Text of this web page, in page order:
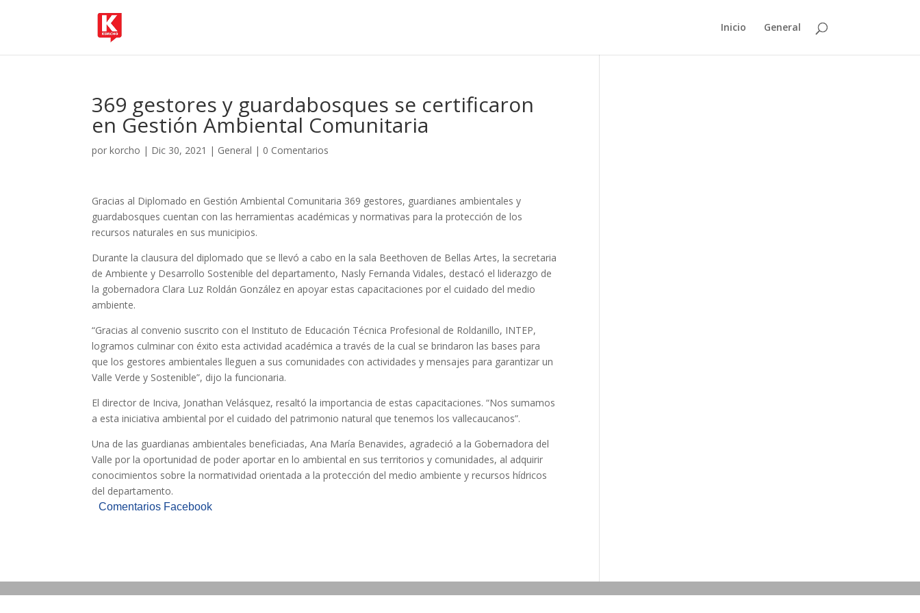
Inicio General
369 gestores y guardabosques se certificaron
en Gestión Ambiental Comunitaria
porkorcho | Dic 30, 2021 | General | 0 Comentarios
Gracias al Diplomado en Gestión Ambiental Comunitaria 369 gestores, guardianes ambientales y
guardabosques cuentan con las herramientas académicas y normativas para la protección de los
recursos naturales en sus municipios.
Durante la clausura del diplomado que se llevó a cabo en la sala Beethoven de Bellas Artes, la secretaria
de Ambiente y Desarrollo Sostenible del departamento, Nasly Fernanda Vidales, destacó el liderazgo de
la gobernadora Clara Luz Roldán González en apoyar estas capacitaciones por el cuidado del medio
ambiente.
“Gracias al convenio suscrito con el Instituto de Educación Técnica Profesional de Roldanillo, INTEP,
logramos culminar con éxito esta actividad académica a través de la cual se brindaron las bases para
que los gestores ambientales lleguen a sus comunidades con actividades y mensajes para garantizar un
Valle Verde y Sostenible”, dijo la funcionaria.
El director de Inciva, Jonathan Velásquez, resaltó la importancia de estas capacitaciones. “Nos sumamos
a esta iniciativa ambiental por el cuidado del patrimonio natural que tenemos los vallecaucanos”.
Una de las guardianas ambientales beneficiadas, Ana María Benavides, agradeció a la Gobernadora del
Valle por la oportunidad de poder aportar en lo ambiental en sus territorios y comunidades, al adquirir
conocimientos sobre la normatividad orientada a la protección del medio ambiente y recursos hídricos
del departamento.
Comentarios Facebook